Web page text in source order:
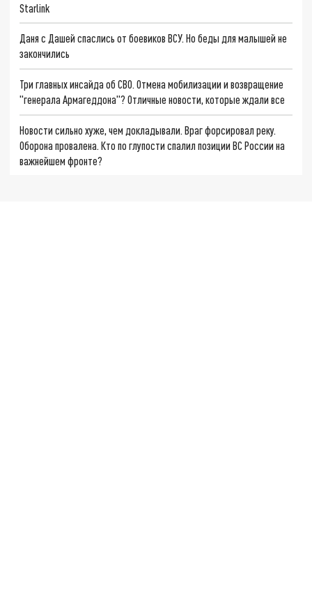
Starlink
Даня с Дашей спаслись от боевиков ВСУ. Но беды для малышей не
закончились
Три главных инсайда об СВО. Отмена мобилизации и возвращение
"генерала Армагеддона"? Отличные новости, которые ждали все
Новости сильно хуже, чем докладывали. Враг форсировал реку.
Оборона провалена. Кто по глупости спалил позиции ВС России на
важнейшем фронте?